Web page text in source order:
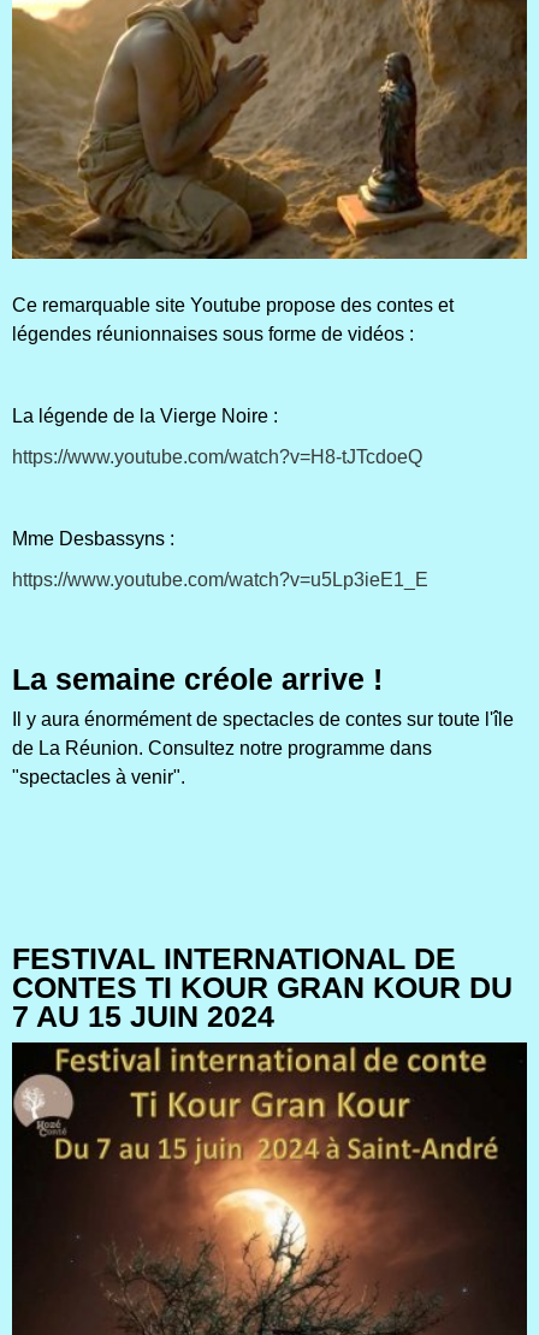
Ce remarquable site Youtube propose des contes et
légendes réunionnaises sous forme de vidéos :
La légende de la Vierge Noire :
https://www.youtube.com/watch?v=H8-tJTcdoeQ
Mme Desbassyns :
https://www.youtube.com/watch?v=u5Lp3ieE1_E
La semaine créole arrive !
Il y aura énormément de spectacles de contes sur toute l'île
de La Réunion. Consultez notre programme dans
"spectacles à venir".
FESTIVAL INTERNATIONAL DE
CONTES TI KOUR GRAN KOUR DU
7 AU 15 JUIN 2024